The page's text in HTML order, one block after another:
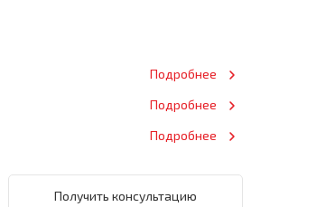
Подробнее
Подробнее
Подробнее
Получить консультацию